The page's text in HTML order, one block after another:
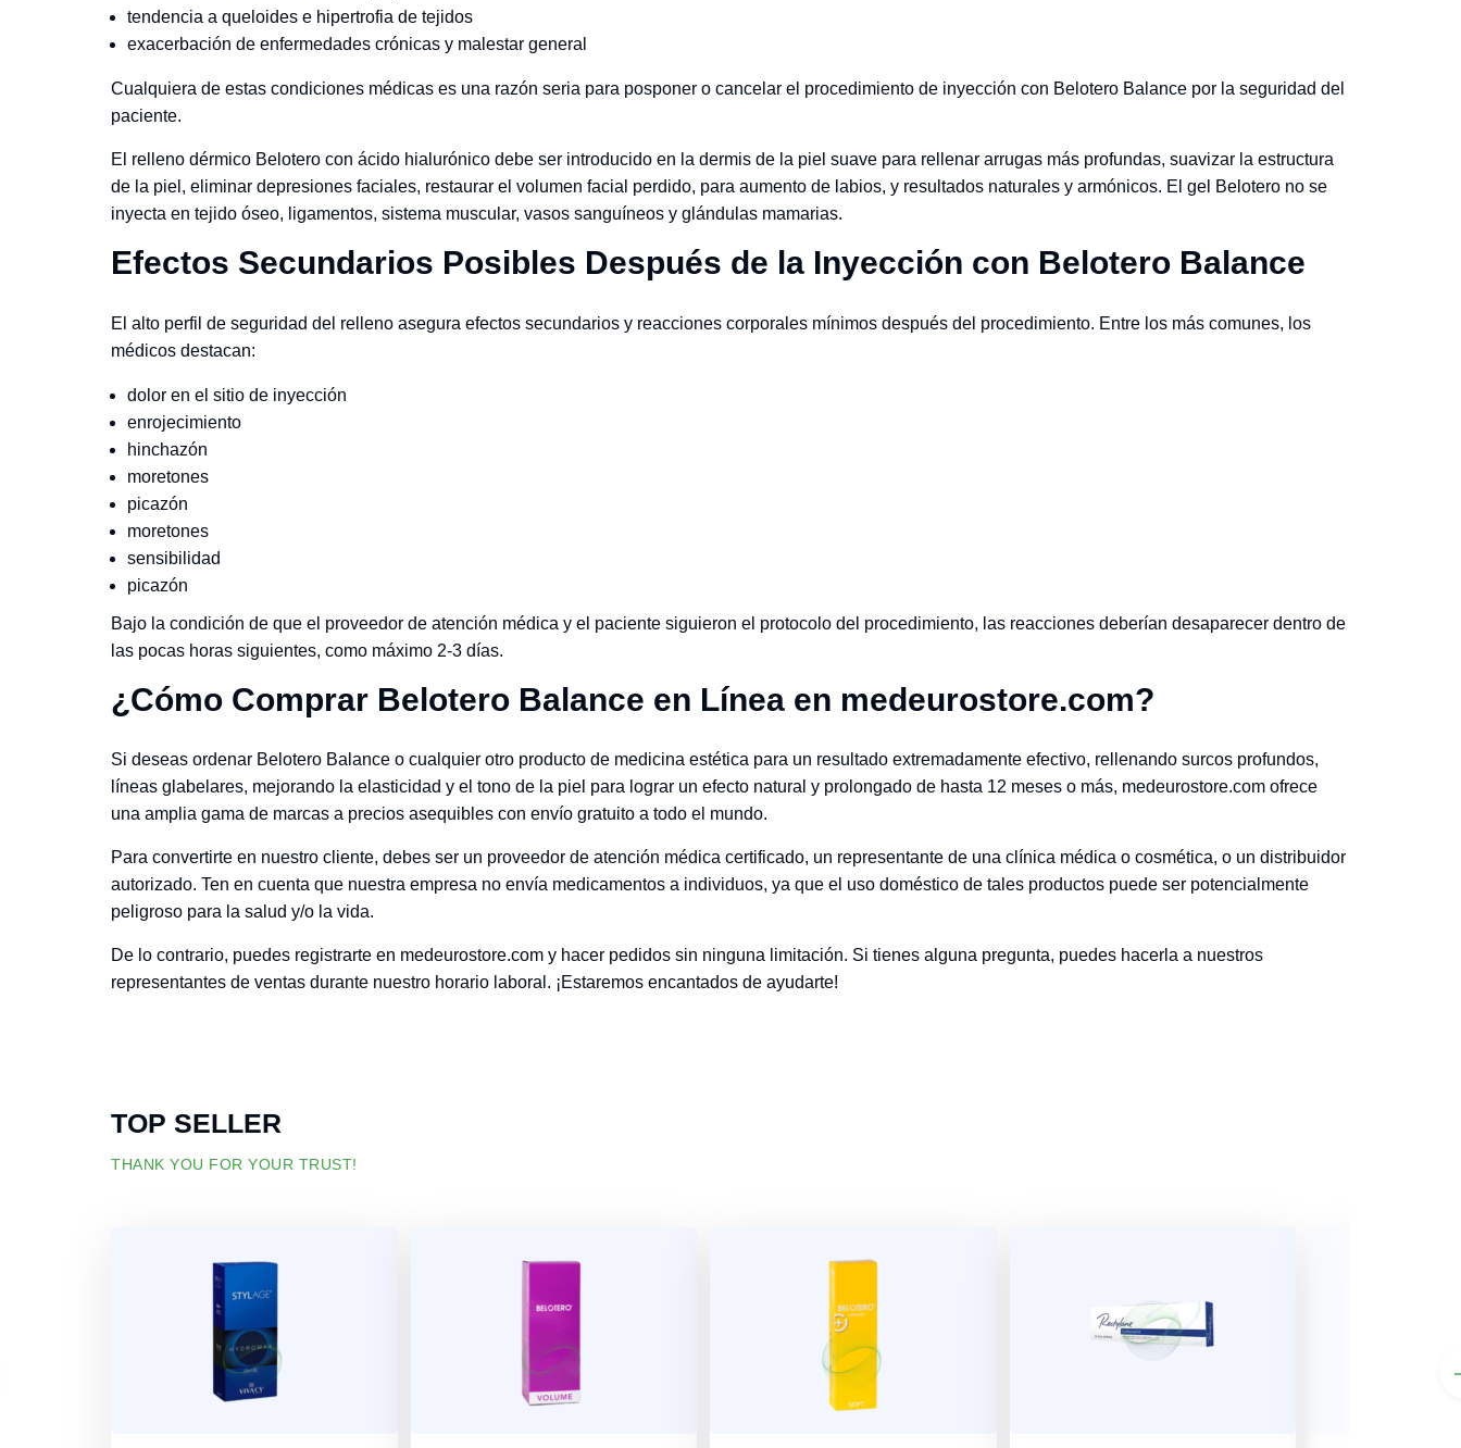
tendencia a queloides e hipertrofia de tejidos
exacerbación de enfermedades crónicas y malestar general
Cualquiera de estas condiciones médicas es una razón seria para posponer o cancelar el procedimiento de inyección con Belotero Balance por la seguridad del
paciente.
El relleno dérmico Belotero con ácido hialurónico debe ser introducido en la dermis de la piel suave para rellenar arrugas más profundas, suavizar la estructura
de la piel, eliminar depresiones faciales, restaurar el volumen facial perdido, para aumento de labios, y resultados naturales y armónicos. El gel Belotero no se
inyecta en tejido óseo, ligamentos, sistema muscular, vasos sanguíneos y glándulas mamarias.
Efectos Secundarios Posibles Después de la Inyección con Belotero Balance
El alto perfil de seguridad del relleno asegura efectos secundarios y reacciones corporales mínimos después del procedimiento. Entre los más comunes, los
médicos destacan:
dolor en el sitio de inyección
enrojecimiento
hinchazón
moretones
picazón
moretones
sensibilidad
picazón
Bajo la condición de que el proveedor de atención médica y el paciente siguieron el protocolo del procedimiento, las reacciones deberían desaparecer dentro de
las pocas horas siguientes, como máximo 2-3 días.
¿Cómo Comprar Belotero Balance en Línea en medeurostore.com?
Si deseas ordenar Belotero Balance o cualquier otro producto de medicina estética para un resultado extremadamente efectivo, rellenando surcos profundos,
líneas glabelares, mejorando la elasticidad y el tono de la piel para lograr un efecto natural y prolongado de hasta 12 meses o más, medeurostore.com ofrece
una amplia gama de marcas a precios asequibles con envío gratuito a todo el mundo.
Para convertirte en nuestro cliente, debes ser un proveedor de atención médica certificado, un representante de una clínica médica o cosmética, o un distribuidor
autorizado. Ten en cuenta que nuestra empresa no envía medicamentos a individuos, ya que el uso doméstico de tales productos puede ser potencialmente
peligroso para la salud y/o la vida.
De lo contrario, puedes registrarte en medeurostore.com y hacer pedidos sin ninguna limitación. Si tienes alguna pregunta, puedes hacerla a nuestros
representantes de ventas durante nuestro horario laboral. ¡Estaremos encantados de ayudarte!
TOP SELLER
THANK YOU FOR YOUR TRUST!